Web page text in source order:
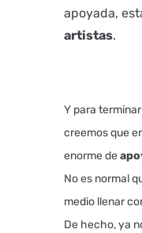
apoyada,
artistas.
Y para
creemos que
enorme de
No es normal
medio llenar
De hecho, ya